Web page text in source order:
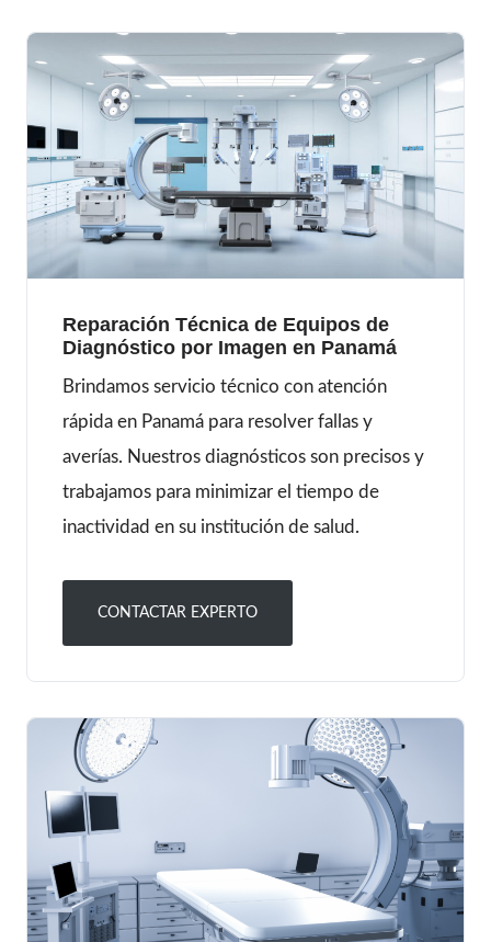
Reparación Técnica de Equipos de
Diagnóstico por Imagen en Panamá
Brindamos servicio técnico con atención
rápida en Panamá para resolver fallas y
averías. Nuestros diagnósticos son precisos y
trabajamos para minimizar el tiempo de
inactividad en su institución de salud.
CONTACTAR EXPERTO